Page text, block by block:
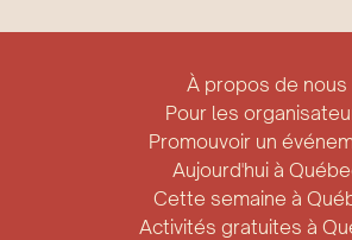
À propos de nous
Pour les
Promouvoir un
Aujourd'hui à
Cette semaine à
Activités gratuites à